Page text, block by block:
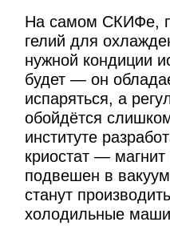
На самом СКИФе,
гелий для
нужной кондиции
будет — он
испаряться, а
обойдётся
институте
криостат — магнит
подвешен в
станут
холодильные